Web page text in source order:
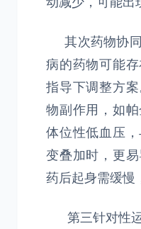
其次药物协同
病的药物可能
指导下调整方
物副作用，如
体位性低血压
变叠加时，更
药后起身需缓慢
第三针对性运